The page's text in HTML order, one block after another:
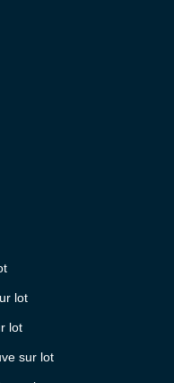
lot
lot
sur lot